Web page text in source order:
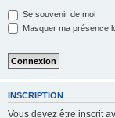
Se souvenir de moi
Masquer ma présence
INSCRIPTION
Vous devez être inscrit